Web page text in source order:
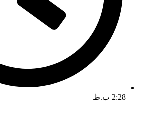
2:28 ب.ظ